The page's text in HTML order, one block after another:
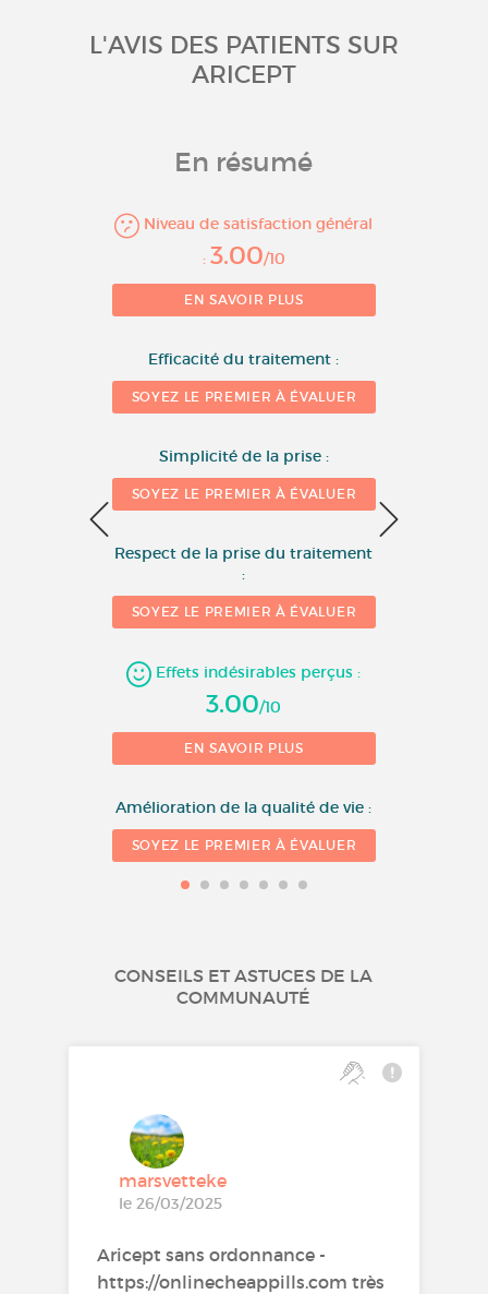
L'AVIS DES PATIENTS SUR
ARICEPT
En résumé
Niveau de satisfaction général
: 3.00/10
EN SAVOIR PLUS
Efficacité du traitement :
SOYEZ LE PREMIER À ÉVALUER
Simplicité de la prise :
SOYEZ LE PREMIER À ÉVALUER
Respect de la prise du traitement
:
SOYEZ LE PREMIER À ÉVALUER
Effets indésirables perçus :
3.00/10
EN SAVOIR PLUS
Amélioration de la qualité de vie :
SOYEZ LE PREMIER À ÉVALUER
CONSEILS ET ASTUCES DE LA
COMMUNAUTÉ
marsvetteke
le 26/03/2025
Aricept sans ordonnance -
https://onlinecheappills.com très